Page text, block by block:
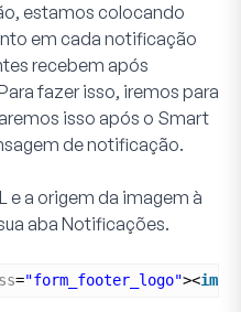
estamos colocando
em cada notificação
recebem após
fazer isso, iremos para
isso após o Smart
de notificação.
e a origem da imagem à
abaNotificações.
="form_footer_logo"><img